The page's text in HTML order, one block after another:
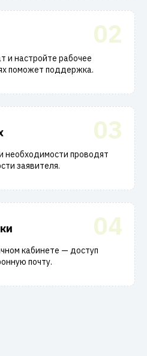
02
и настройте рабочее
поможет поддержка.
03
необходимости проводят
заявителя.
04
кабинете — доступ
почту.